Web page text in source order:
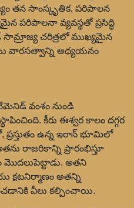
తన సాంస్కృతిక, పరిపాలన
పరిపాలనా వ్యవస్థతో ప్రసిద్ధి
చరిత్రలో ముఖ్యమైన
వారసత్వాన్ని అధ్యయనం
వంశం నుండి
కీరు ఈశ్వర కాలం దగ్గర
ఉన్న ఇరాన్ భూమిలో
రాజరికాన్ని ప్రారంభిస్తూ
మొదలుపెట్టాడు. అతని
కূటనిర్మాణం అతన్ని
వీలు కల్పించాయి.